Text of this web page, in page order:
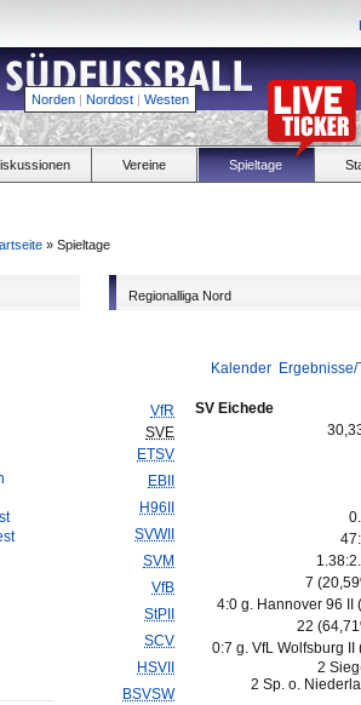
Norden | Nordost | Westen
Vereine Spieltage
» Spieltage
Regionalliga Nord
Kalender
VfR
SVE
ETSV
EBII
H96II
SVWII
SVM
VfB
StPII
SCV
HSVII
BSVSW
SV Eichede
7
4:0 g. Hannover 96 II
22
0:7 g. VfL Wolfsburg II
2
2 Sp. o.